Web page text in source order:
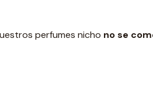
perfumes nicho no se